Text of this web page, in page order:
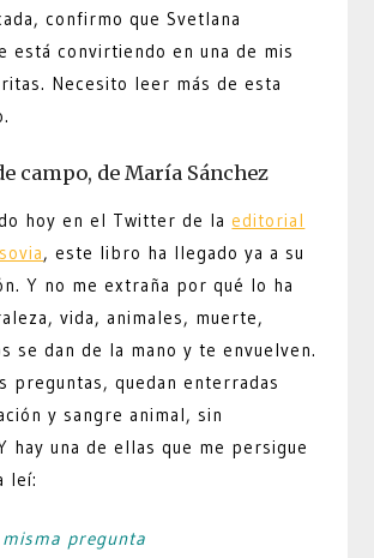
confirmo que Svetlana
está convirtiendo en una de mis
Necesito leer más de esta
campo, de María Sánchez
hoy en el Twitter de la editorial
, este libro ha llegado ya a su
Y no me extraña por qué lo ha
vida, animales, muerte,
se dan de la mano y te envuelven.
preguntas, quedan enterradas
y sangre animal, sin
hay una de ellas que me persigue
leí:
pregunta